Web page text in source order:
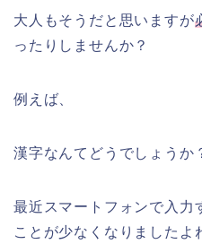
大人もそうだと思いますが
ったりしませんか？
例えば、
漢字なんてどうでしょうか
最近スマートフォンで入力
ことが少なくなりましたよ